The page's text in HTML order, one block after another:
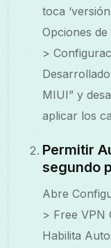
toca
Opciones
>
MIUI” y
aplicar los
Permitir
segundo
Abre
> Free VPN
Habilita